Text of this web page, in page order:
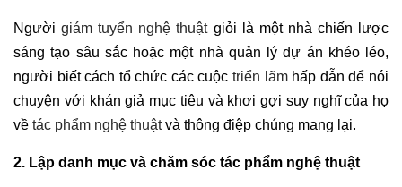
Ngườigiám tuyển nghệ thuậtgiỏi là một nhà chiến lược
sáng tạo sâu sắc hoặc một nhà quản lý dự án khéo léo,
người biết cách tổ chức các cuộctriển lãmhấp dẫn để nói
chuyện với khán giả mục tiêu và khơi gợi suy nghĩ của họ
về tác phẩm nghệ thuậtvà thông điệp chúng mang lại.
2. Lập danh mục và chăm sóc tác phẩm nghệ thuật